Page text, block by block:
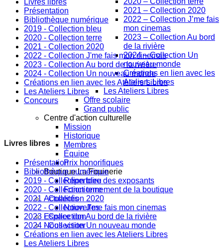
2021 – Collection 2020
2022 – Collection J’me fais
mon cinemas
2023 – Collection Au bord
de la rivière
2024 – Collection Un
nouveau monde
Créations en lien avec les
Ateliers Libres
Les Ateliers Libres
Offre scolaire
Grand public
Centre d'action culturelle
Mission
Historique
Membres
Équipe
Prix honorifiques
Boutique La Fouinerie
Répertoire des exposants
Fonctionnement de la boutique
Actualités
Nouvelles
Espace don
Nous visiter
Livres libres
Présentation
Bibliothèque numérique
2019 - Collection bleu
2020 - Collection terre
2021 - Collection 2020
2022 - Collection J'me fais mon cinemas
2023 - Collection Au bord de la rivière
2024 - Collection Un nouveau monde
Créations en lien avec les Ateliers Libres
Les Ateliers Libres
Concours
Livres libres
Présentation
Bibliothèque numérique
2019 - Collection bleu
2020 - Collection terre
2021 - Collection 2020
2022 - Collection J'me fais mon cinemas
2023 - Collection Au bord de la rivière
2024 - Collection Un nouveau monde
Créations en lien avec les Ateliers Libres
Les Ateliers Libres